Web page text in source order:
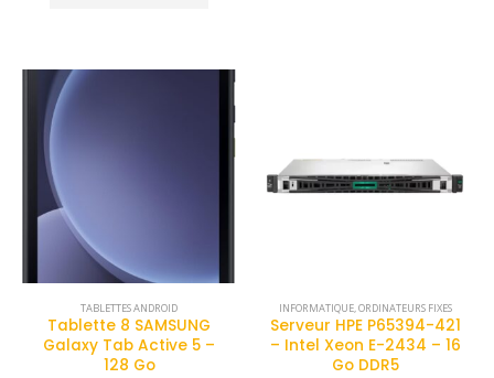
TABLETTES ANDROID
Tablette 8 SAMSUNG
Galaxy Tab Active 5 –
128 Go
INFORMATIQUE,ORDINATEURS FIXES
Serveur HPE P65394-421
– Intel Xeon E-2434 – 16
Go DDR5